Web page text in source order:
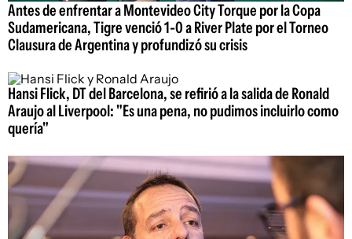
Antes de enfrentar a Montevideo City Torque por la Copa
Sudamericana, Tigre venció 1-0 a River Plate por el Torneo
Clausura de Argentina y profundizó su crisis
Hansi Flick, DT del Barcelona, se refirió a la salida de Ronald
Araujo al Liverpool: "Es una pena, no pudimos incluirlo como
quería"